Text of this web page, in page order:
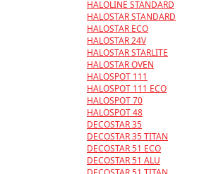
HALOLINE STANDARD
HALOSTAR STANDARD
HALOSTAR ECO
HALOSTAR 24V
HALOSTAR STARLITE
HALOSTAR OVEN
HALOSPOT 111
HALOSPOT 111 ECO
HALOSPOT 70
HALOSPOT 48
DECOSTAR 35
DECOSTAR 35 TITAN
DECOSTAR 51 ECO
DECOSTAR 51 ALU